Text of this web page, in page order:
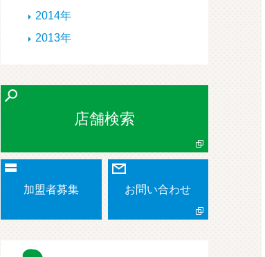
2014年
2013年
店舗検索
加盟者募集 お問い合わせ